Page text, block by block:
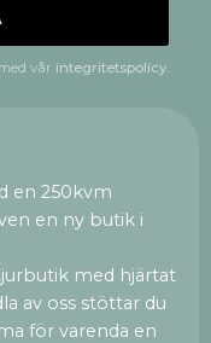
vår integritetspolicy.
en 250kvm
en ny butik i
med hjärtat
av oss stöttar du
för varenda en